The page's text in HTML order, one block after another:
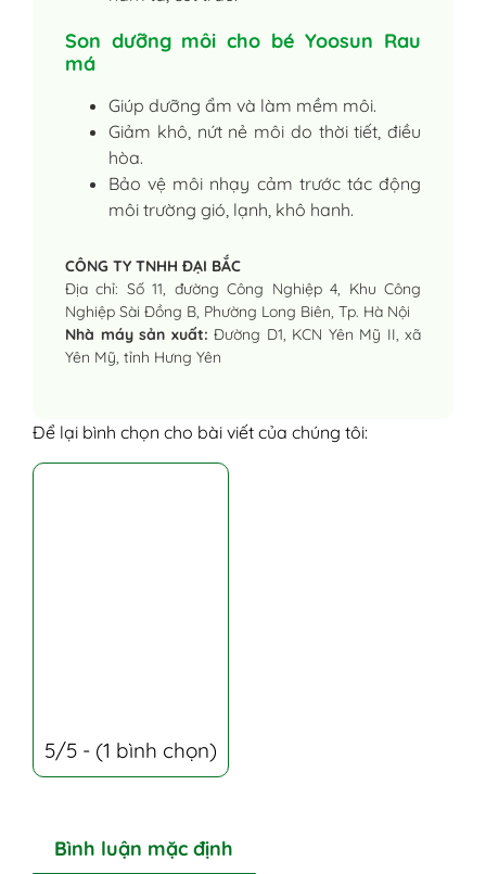
Son dưỡng môi cho bé Yoosun Rau
má
Giúp dưỡng ẩm và làm mềm môi.
Giảm khô, nứt nẻ môi do thời tiết, điều
hòa.
Bảo vệ môi nhạy cảm trước tác động
môi trường gió, lạnh, khô hanh.
CÔNG TY TNHH ĐẠI BẮC
Địa chỉ: Số 11, đường Công Nghiệp 4, Khu Công
Nghiệp Sài Đồng B, Phường Long Biên, Tp. Hà Nội
Nhà máy sản xuất: Đường D1, KCN Yên Mỹ II, xã
Yên Mỹ, tỉnh Hưng Yên
Để lại bình chọn cho bài viết của chúng tôi:
5/5 - (1 bình chọn)
Bình luận mặc định